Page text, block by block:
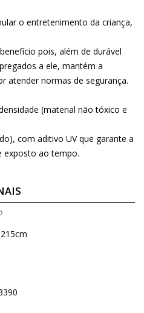
o entretenimento da criança,
pois, além de durável
a ele, mantém a
atender normas de segurança.
(material não tóxico e
com aditivo UV que garante a
exposto ao tempo.